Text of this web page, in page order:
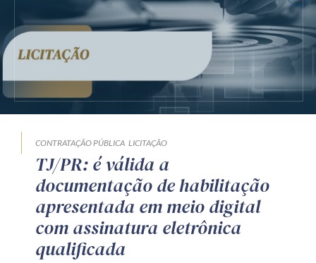
CONTRATAÇÃO PÚBLICA LICITAÇÃO
TJ/PR: é válida a
documentação de habilitação
apresentada em meio digital
com assinatura eletrônica
qualificada